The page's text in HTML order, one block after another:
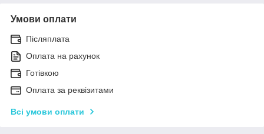
Умови оплати
Післяплата
Оплата на рахунок
Готівкою
Оплата за реквізитами
Всі умови оплати